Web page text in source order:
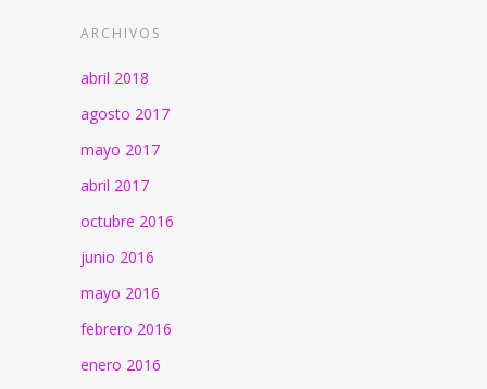
ARCHIVOS
abril 2018
agosto 2017
mayo 2017
abril 2017
octubre 2016
junio 2016
mayo 2016
febrero 2016
enero 2016